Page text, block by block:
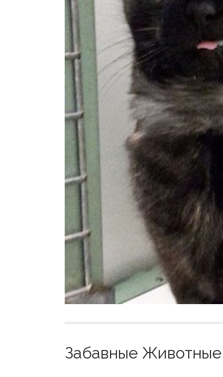
Забавные Животные